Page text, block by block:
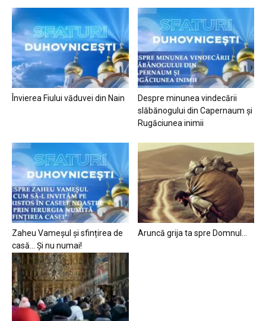
Învierea Fiului văduvei din Nain
Despre minunea vindecării
slăbănogului din Capernaum și
Rugăciunea inimii
Zaheu Vameșul și sfințirea de
casă… Și nu numai!
Aruncă grija ta spre Domnul…